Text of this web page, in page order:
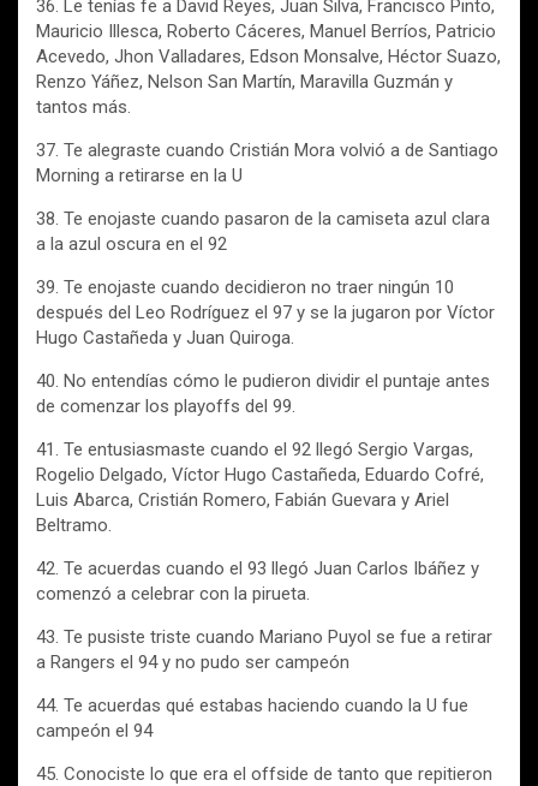
36. Le tenías fe a David Reyes, Juan Silva, Francisco Pinto,
Mauricio Illesca, Roberto Cáceres, Manuel Berríos, Patricio
Acevedo, Jhon Valladares, Edson Monsalve, Héctor Suazo,
Renzo Yáñez, Nelson San Martín, Maravilla Guzmán y
tantos más.
37. Te alegraste cuando Cristián Mora volvió a de Santiago
Morning a retirarse en la U
38. Te enojaste cuando pasaron de la camiseta azul clara
a la azul oscura en el 92
39. Te enojaste cuando decidieron no traer ningún 10
después del Leo Rodríguez el 97 y se la jugaron por Víctor
Hugo Castañeda y Juan Quiroga.
40. No entendías cómo le pudieron dividir el puntaje antes
de comenzar los playoffs del 99.
41. Te entusiasmaste cuando el 92 llegó Sergio Vargas,
Rogelio Delgado, Víctor Hugo Castañeda, Eduardo Cofré,
Luis Abarca, Cristián Romero, Fabián Guevara y Ariel
Beltramo.
42. Te acuerdas cuando el 93 llegó Juan Carlos Ibáñez y
comenzó a celebrar con la pirueta.
43. Te pusiste triste cuando Mariano Puyol se fue a retirar
a Rangers el 94 y no pudo ser campeón
44. Te acuerdas qué estabas haciendo cuando la U fue
campeón el 94
45. Conociste lo que era el offside de tanto que repitieron